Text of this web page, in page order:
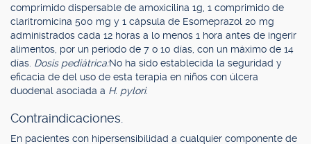
comprimido dispersable de amoxicilina 1g, 1 comprimido de
claritromicina 500 mg y 1 cápsula de Esomeprazol 20 mg
administrados cada 12 horas a lo menos 1 hora antes de ingerir
alimentos, por un periodo de 7 o 10 días, con un máximo de 14
días. Dosis pediátrica:No ha sido establecida la seguridad y
eficacia de del uso de esta terapia en niños con úlcera
duodenal asociada a H. pylori.
Contraindicaciones.
En pacientes con hipersensibilidad a cualquier componente de